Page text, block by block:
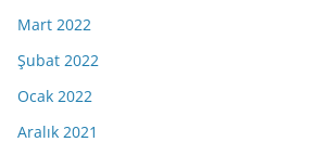
Mart 2022
Şubat 2022
Ocak 2022
Aralık 2021